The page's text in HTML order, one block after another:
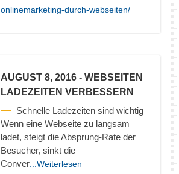
onlinemarketing-durch-webseiten/
AUGUST 8, 2016 - WEBSEITEN
LADEZEITEN VERBESSERN
Schnelle Ladezeiten sind wichtig
Wenn eine Webseite zu langsam
ladet, steigt die Absprung-Rate der
Besucher, sinkt die
Conver ...Weiterlesen